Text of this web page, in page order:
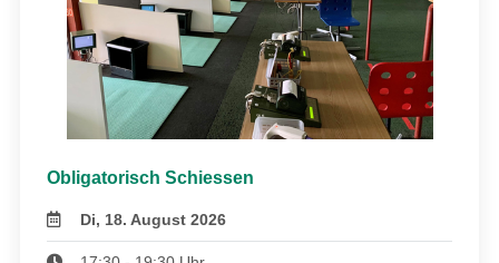
Obligatorisch Schiessen
Di, 18. August 2026